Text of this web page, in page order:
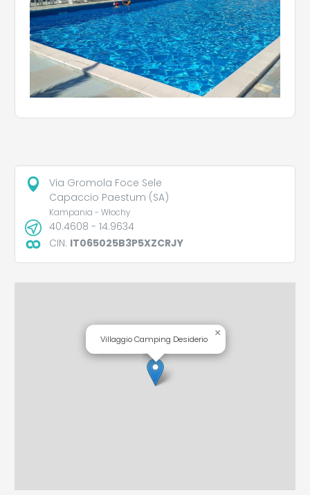
Via Gromola Foce Sele
Capaccio Paestum (SA)
Kampania - Włochy
40.4608 - 14.9634
CIN: IT065025B3P5XZCRJY
Villaggio Camping Desiderio
×